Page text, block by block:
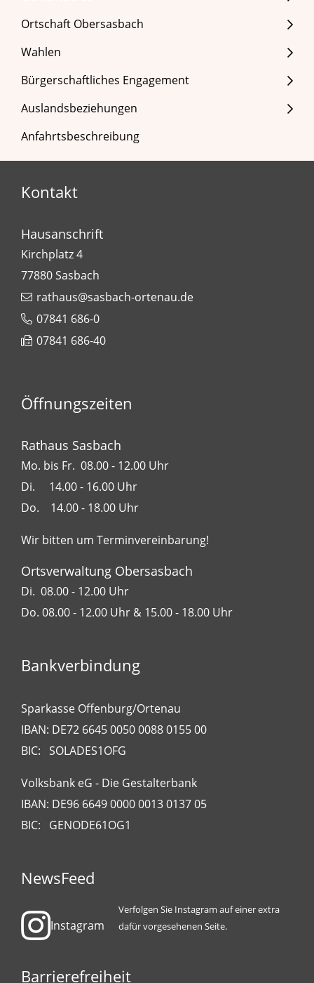
Ortschaft Obersasbach
Wahlen
Bürgerschaftliches Engagement
Auslandsbeziehungen
Anfahrtsbeschreibung
Kontakt
Hausanschrift
Kirchplatz 4
77880Sasbach
rathaus@sasbach-ortenau.de
07841 686-0
07841 686-40
Öffnungszeiten
Rathaus Sasbach
Mo. bis Fr. 08.00 - 12.00 Uhr
Di. 14.00 - 16.00 Uhr
Do. 14.00 - 18.00 Uhr
Wir bitten um Terminvereinbarung!
Ortsverwaltung Obersasbach
Di. 08.00 - 12.00 Uhr
Do. 08.00 - 12.00 Uhr & 15.00 - 18.00 Uhr
Bankverbindung
Sparkasse Offenburg/Ortenau
IBAN: DE72 6645 0050 0088 0155 00
BIC: SOLADES1OFG
Volksbank eG - Die Gestalterbank
IBAN: DE96 6649 0000 0013 0137 05
BIC: GENODE61OG1
NewsFeed
Instagram
Verfolgen Sie Instagram auf einer extra
dafür vorgesehenen Seite.
Barrierefreiheit